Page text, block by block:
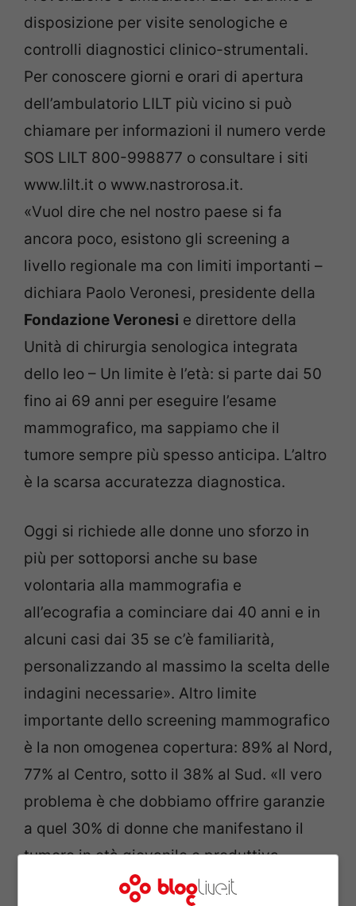
disposizione per visite senologiche e
controlli diagnostici clinico-strumentali.
Per conoscere giorni e orari di apertura
dell’ambulatorio LILT più vicino si può
chiamare per informazioni il numero verde
SOS LILT 800-998877 o consultare i siti
www.lilt.it o www.nastrorosa.it.
«Vuol dire che nel nostro paese si fa
ancora poco, esistono gli screening a
livello regionale ma con limiti importanti –
dichiara Paolo Veronesi, presidente della
Fondazione Veronesi e direttore della
Unità di chirurgia senologica integrata
dello Ieo – Un limite è l’età: si parte dai 50
fino ai 69 anni per eseguire l’esame
mammografico, ma sappiamo che il
tumore sempre più spesso anticipa. L’altro
è la scarsa accuratezza diagnostica.
Oggi si richiede alle donne uno sforzo in
più per sottoporsi anche su base
volontaria alla mammografia e
all’ecografia a cominciare dai 40 anni e in
alcuni casi dai 35 se c’è familiarità,
personalizzando al massimo la scelta delle
indagini necessarie». Altro limite
importante dello screening mammografico
è la non omogenea copertura: 89% al Nord,
77% al Centro, sotto il 38% al Sud. «Il vero
problema è che dobbiamo offrire garanzie
a quel 30% di donne che manifestano il
tumore in età giovanile e produttiva –
spiega Francesco Schittulli, presidente